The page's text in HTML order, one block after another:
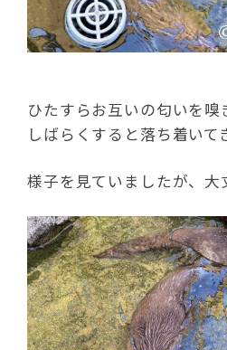
ひたすらお互いの匂いを嗅
しばらくすると落ち着いて
様子を見ていましたが、大